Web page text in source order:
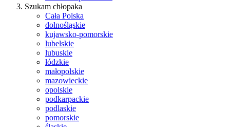
Szukam chłopaka
Cała Polska
dolnośląskie
kujawsko-pomorskie
lubelskie
lubuskie
łódzkie
małopolskie
mazowieckie
opolskie
podkarpackie
podlaskie
pomorskie